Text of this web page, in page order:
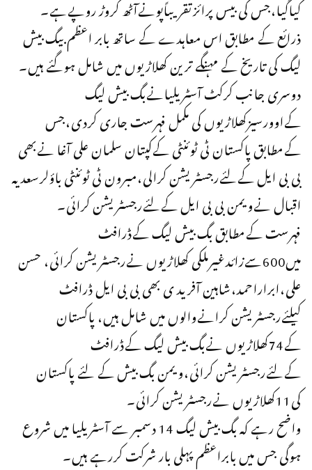
کیاگیا،جس کی بیس پرائزتقریباًپونےآٹھ کروڑ روپےہے۔
ذرائع کے مطابق اس معاہدے کے ساتھ بابر اعظم بیگ بیش
لیگ کی تاریخ کے مہنگے ترین کھلاڑیوں میں شامل ہوگئے ہیں۔
دوسری جانب کرکٹ آسٹریلیانےبگ بیش لیگ
کےاوورسیزکھلاڑیوں کی مکمل فہرست جاری کردی،جس
کےمطابق پاکستان ٹی ٹوئنٹی کےکپتان سلمان علی آغا نےبھی
بی بی ایل کےلئےرجسٹریشن کرالی،مبرون ٹی ٹوئنٹی باؤلرسعدیہ
اقبال نےویمن بی بی ایل کےلئےرجسٹریشن کرائی۔
فہرست کےمطابق بگ بیش لیگ کےڈرافٹ
میں600سےزائدغیرملکی کھلاڑیوں نےرجسٹریشن کرائی، حسن
علی،ابراراحمد،شاہین آفرید ی بھی بی بی ایل ڈرافٹ
کیلئےرجسٹریشن کرانےوالوں میں شامل ہیں، پاکستان
کے74کھلاڑیوں نےبگ بیش لیگ کےڈرافٹ
کےلئےرجسٹریشن کرائی،ویمن بگ بیش کے لئے پاکستان
کی11کھلاڑیوں نےرجسٹریشن کرائی۔
واضح رہے کہ بگ بیش لیگ 14 دسمبر سے آسٹریلیا میں شروع
ہوگی جس میں بابراعظم پہلی بار شرکت کررہے ہیں۔